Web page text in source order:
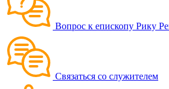
Вопрос к епископу Рику
Связаться со служителем